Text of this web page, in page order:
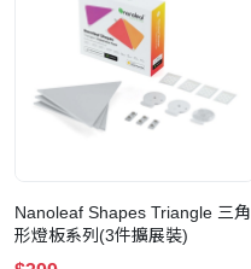
Nanoleaf Shapes Triangle 三角
形燈板系列(3件擴展裝)